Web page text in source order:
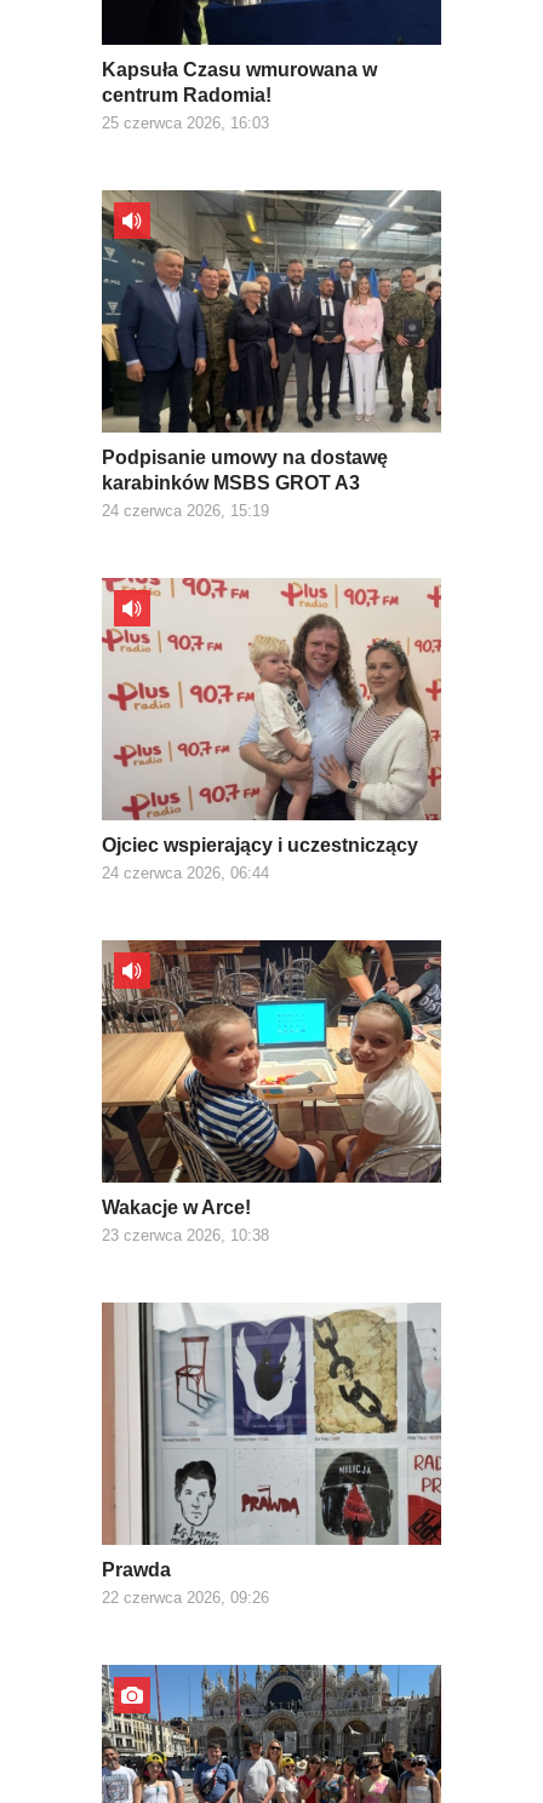
Kapsuła Czasu wmurowana w
centrum Radomia!
25 czerwca 2026, 16:03
Podpisanie umowy na dostawę
karabinków MSBS GROT A3
24 czerwca 2026, 15:19
Ojciec wspierający i uczestniczący
24 czerwca 2026, 06:44
Wakacje w Arce!
23 czerwca 2026, 10:38
Prawda
22 czerwca 2026, 09:26